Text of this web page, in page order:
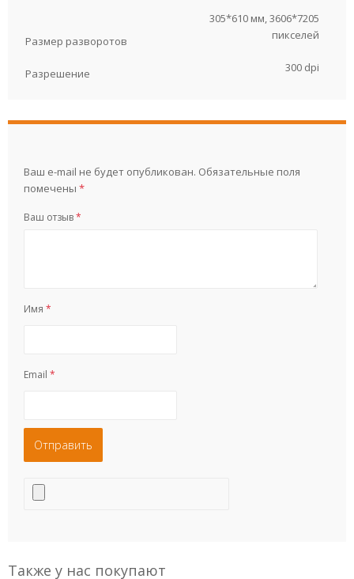
Размер разворотов
305*610 мм, 3606*7205
пикселей
Разрешение 300 dpi
Ваш e-mail не будет опубликован. Обязательные поля
помечены *
Ваш отзыв*
Имя *
Email *
Также у нас покупают